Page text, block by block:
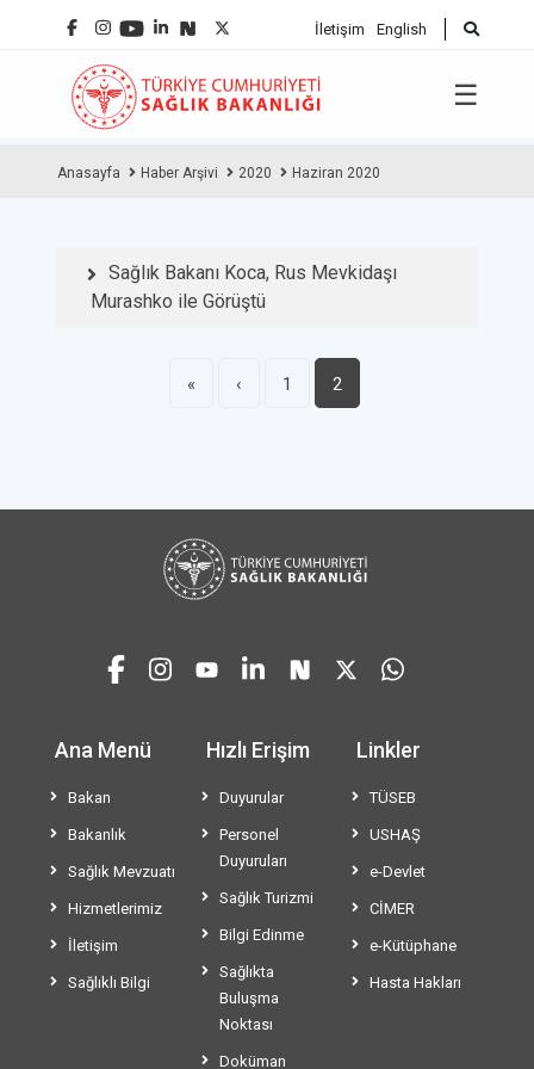
İletişim English
☰
Anasayfa Haber Arşivi 2020 Haziran 2020
Sağlık Bakanı Koca, Rus Mevkidaşı
Murashko ile Görüştü
« ‹ 1 2
Ana Menü
Bakan
Bakanlık
Sağlık Mevzuatı
Hizmetlerimiz
İletişim
Sağlıklı Bilgi
Hızlı Erişim
Duyurular
Personel
Duyuruları
Sağlık Turizmi
Bilgi Edinme
Sağlıkta
Buluşma
Noktası
Doküman
Linkler
TÜSEB
USHAŞ
e-Devlet
CİMER
e-Kütüphane
Hasta Hakları